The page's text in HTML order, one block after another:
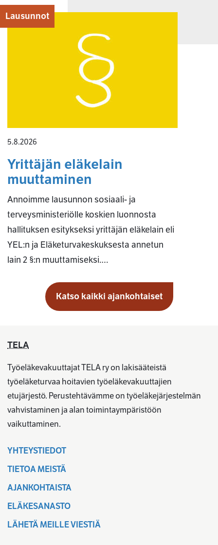
Lausunnot
5.8.2026
Yrittäjän eläkelain
muuttaminen
Annoimme lausunnon sosiaali- ja
terveysministeriölle koskien luonnosta
hallituksen esitykseksi yrittäjän eläkelain eli
YEL:n ja Eläketurvakeskuksesta annetun
lain 2 §:n muuttamiseksi.…
Katso kaikki ajankohtaiset
TELA
Työeläkevakuuttajat TELA ry on lakisääteistä
työeläketurvaa hoitavien työeläkevakuuttajien
etujärjestö. Perustehtävämme on työeläkejärjestelmän
vahvistaminen ja alan toimintaympäristöön
vaikuttaminen.
YHTEYSTIEDOT
TIETOA MEISTÄ
AJANKOHTAISTA
ELÄKESANASTO
LÄHETÄ MEILLE VIESTIÄ